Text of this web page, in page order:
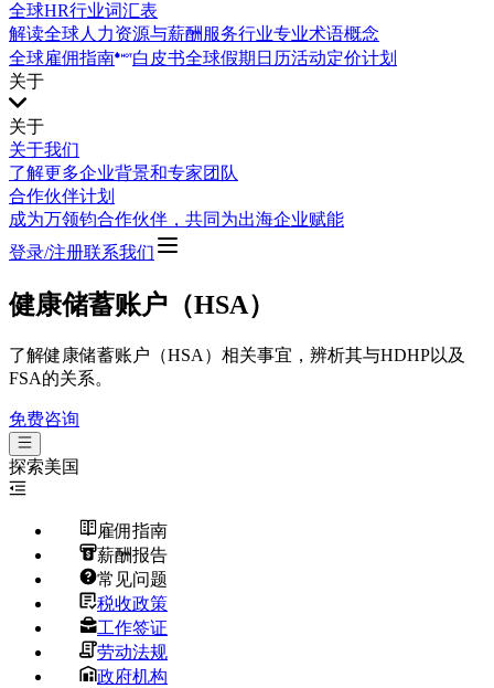
全球HR行业词汇表
解读全球人力资源与薪酬服务行业专业术语概念
全球雇佣指南
白皮书全球假期日历活动定价计划
关于
关于
关于我们
了解更多企业背景和专家团队
合作伙伴计划
成为万领钧合作伙伴，共同为出海企业赋能
登录/注册联系我们
健康储蓄账户（HSA）
了解健康储蓄账户（HSA）相关事宜，辨析其与HDHP以及
FSA的关系。
免费咨询
探索美国
雇佣指南
薪酬报告
常见问题
税收政策
工作签证
劳动法规
政府机构